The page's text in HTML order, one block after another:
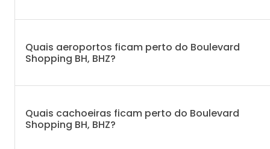
Quais aeroportos ficam perto do Boulevard
Shopping BH, BHZ?
Quais cachoeiras ficam perto do Boulevard
Shopping BH, BHZ?